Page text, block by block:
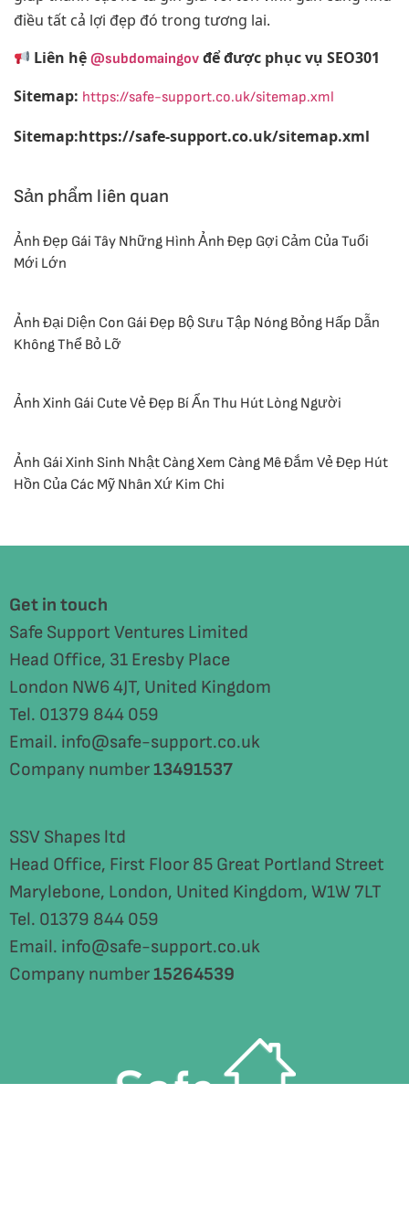
điều tất cả lợi đẹp đó trong tương lai.
Liên hệ@subdomaingov để được phục vụ SEO301
Sitemap: https://safe-support.co.uk/sitemap.xml
Sitemap:https://safe-support.co.uk/sitemap.xml
Sản phẩm liên quan
Ảnh Đẹp Gái Tây Những Hình Ảnh Đẹp Gợi Cảm Của Tuổi
Mới Lớn
Ảnh Đại Diện Con Gái Đẹp Bộ Sưu Tập Nóng Bỏng Hấp Dẫn
Không Thể Bỏ Lỡ
Ảnh Xinh Gái Cute Vẻ Đẹp Bí Ẩn Thu Hút Lòng Người
Ảnh Gái Xinh Sinh Nhật Càng Xem Càng Mê Đắm Vẻ Đẹp Hút
Hồn Của Các Mỹ Nhân Xứ Kim Chi
Get in touch
Safe Support Ventures Limited
Head Office, 31 Eresby Place
London NW6 4JT, United Kingdom
Tel. 01379 844 059
Email. info@safe-support.co.uk
Company number13491537
SSV Shapes ltd
Head Office, First Floor 85 Great Portland Street
Marylebone, London, United Kingdom, W1W 7LT
Tel. 01379 844 059
Email. info@safe-support.co.uk
Company number15264539